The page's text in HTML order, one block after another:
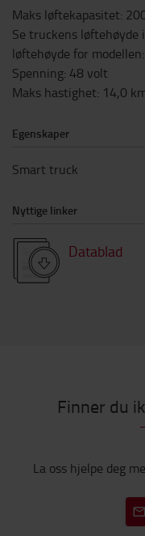
Maks løftekapasitet:
Se truckens løftehøyde
løftehøyde for modellen:
Spenning: 48 volt
Maks hastighet: 14,0
Egenskaper
Smart truck
Nyttige linker
Datablad
Finner du
La oss hjelpe deg